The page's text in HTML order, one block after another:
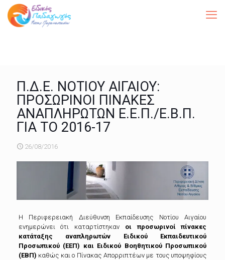
Π.Δ.Ε. ΝΟΤΙΟΥ ΑΙΓΑΙΟΥ:
ΠΡΟΣΩΡΙΝΟΙ ΠΙΝΑΚΕΣ
ΑΝΑΠΛΗΡΩΤΩΝ Ε.Ε.Π./Ε.Β.Π.
ΓΙΑ ΤΟ 2016-17
26/08/2016
Η Περιφερειακή Διεύθυνση Εκπαίδευσης Νοτίου Αιγαίου
ενημερώνει ότι
καταρτίστηκαν οι προσωρινοί πίνακες
κατάταξης αναπληρωτών Ειδικού Εκπαιδευτικού
Προσωπικού (ΕΕΠ) και Ειδικού Βοηθητικού Προσωπικού
(ΕΒΠ) καθώς και ο Πίνακας Απορριπτέων με τους υποψηφίους